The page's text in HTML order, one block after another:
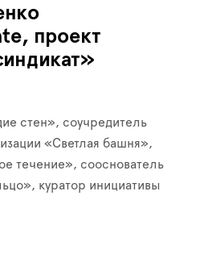
проект
стен», соучредитель
«Светлая башня»,
течение», сооснователь
куратор инициативы